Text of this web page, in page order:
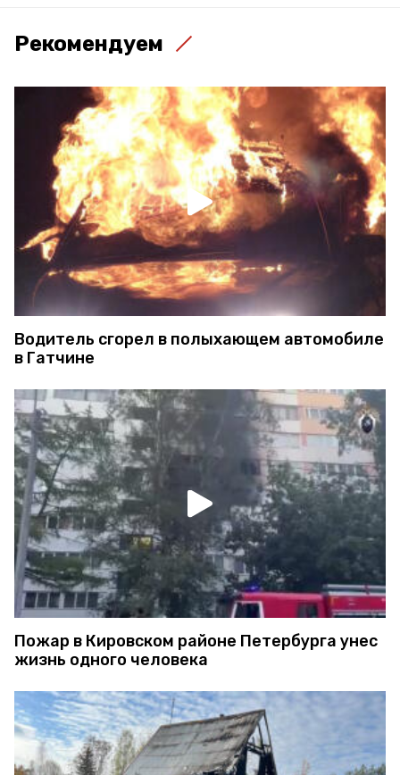
Рекомендуем
Водитель сгорел в полыхающем автомобиле
в Гатчине
Пожар в Кировском районе Петербурга унес
жизнь одного человека